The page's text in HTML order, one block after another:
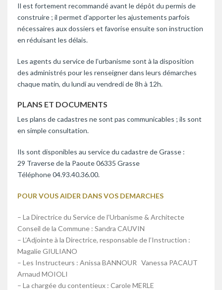
Il est fortement recommandé avant le dépôt du permis de
construire ; il permet d’apporter les ajustements parfois
nécessaires aux dossiers et favorise ensuite son instruction
en réduisant les délais.
Les agents du service de l’urbanisme sont à la disposition
des administrés pour les renseigner dans leurs démarches
chaque matin, du lundi au vendredi de 8h à 12h.
PLANS ET DOCUMENTS
Les plans de cadastres ne sont pas communicables ; ils sont
en simple consultation.
Ils sont disponibles au service du cadastre de Grasse :
29 Traverse de la Paoute 06335 Grasse
Téléphone 04.93.40.36.00.
POUR VOUS AIDER DANS VOS DEMARCHES
– La Directrice du Service de l’Urbanisme & Architecte
Conseil de la Commune : Sandra CAUVIN
– L’Adjointe à la Directrice, responsable de l’Instruction :
Magalie GIULIANO
– Les Instructeurs : Anissa BANNOUR Vanessa PACAUT
Arnaud MOIOLI
– La chargée du contentieux : Carole MERLE